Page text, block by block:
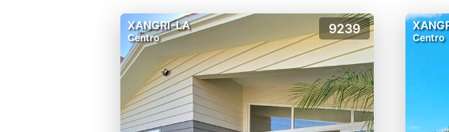
XANGRI-LA
Centro
9239
Centro